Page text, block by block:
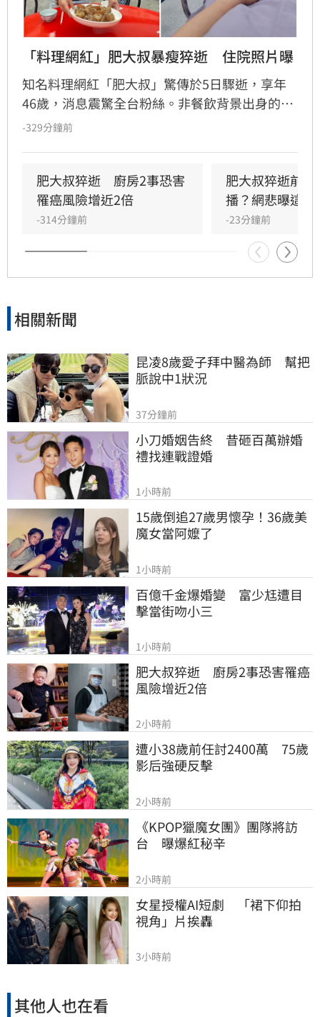
「料理網紅」肥大叔暴瘦猝逝　住院照片曝
知名料理網紅「肥大叔」驚傳於5日驟逝，享年
46歲，消息震驚全台粉絲。非餐飲背景出身的
他，憑藉親切教學與拚勁，將直播事業經營得有
陷，狀態顯得相當疲憊。肥大叔自2021年起頻傳
健康警訊，雖曾於2022年住院開刀，但出院後仍
堅持返回工作崗位，直到最後一刻仍心繫直播。
對於肥大叔的確切死因，家屬目前尚未對外說
明。
-329分鐘前
肥大叔猝逝　廚房2事恐害
罹癌風險增近2倍
-314分鐘前
肥大叔猝逝前
播？網悲曝這原
-23分鐘前
相關新聞
昆凌8歲愛子拜中醫為師　幫把
脈說中1狀況
37分鐘前
小刀婚姻告終　昔砸百萬辦婚
禮找連戰證婚
1小時前
15歲倒追27歲男懷孕！36歲美
魔女當阿嬤了
1小時前
百億千金爆婚變　富少尪遭目
擊當街吻小三
1小時前
肥大叔猝逝　廚房2事恐害罹癌
風險增近2倍
2小時前
遭小38歲前任討2400萬　75歲
影后強硬反擊
2小時前
《KPOP獵魔女團》團隊將訪
台　曝爆紅秘辛
2小時前
女星授權AI短劇　「裙下仰拍
視角」片挨轟
3小時前
其他人也在看